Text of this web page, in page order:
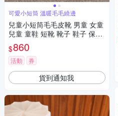
可愛小短筒 溫暖毛毛繞邊
兒童小短筒毛毛皮靴 男童 女童
兒童 童鞋 短靴 靴子 鞋子 保暖
橘魔法 現貨【BB9159】
$860
活動 券
貨到通知我